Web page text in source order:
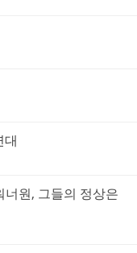
대
원, 그들의 정상은